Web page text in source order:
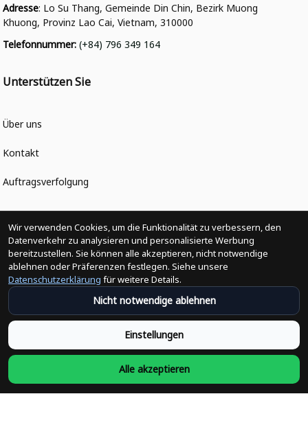
Adresse: Lo Su Thang, Gemeinde Din Chin, Bezirk Muong
Khuong, Provinz Lao Cai, Vietnam, 310000
Telefonnummer: (+84) 796 349 164
Unterstützen Sie
Über uns
Kontakt
Auftragsverfolgung
Politiken
Änderungen der Bestellung
Versandpolitik
Rückerstattungsrichtlinie
Rückgabepolitik
Wir verwenden Cookies, um die Funktionalität zu verbessern, den
Datenverkehr zu analysieren und personalisierte Werbung
bereitzustellen. Sie können alle akzeptieren, nicht notwendige
ablehnen oder Präferenzen festlegen. Siehe unsere
Datenschutzerklärung für weitere Details.
Nicht notwendige ablehnen
Einstellungen
Alle akzeptieren